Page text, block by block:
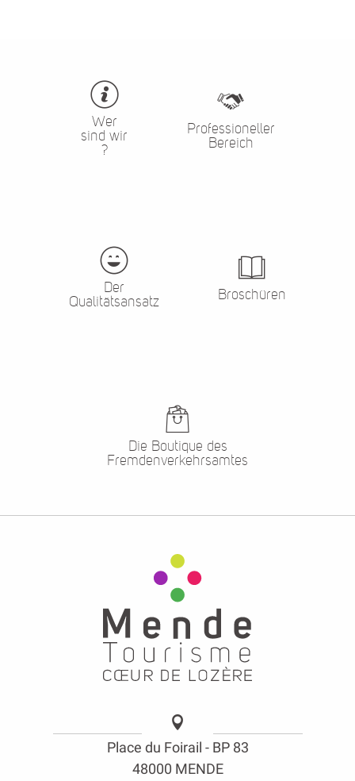
Wer
sind wir
?
Professioneller
Bereich
Der
Qualitätsansatz
Broschüren
Die Boutique des
Fremdenverkehrsamtes
Place du Foirail - BP 83
48000 MENDE